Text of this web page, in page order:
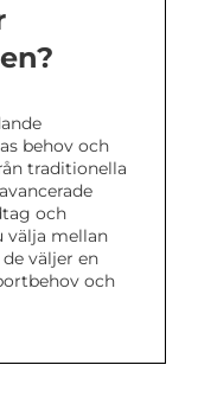
behov och
traditionella
och
välja mellan
väljer en
och